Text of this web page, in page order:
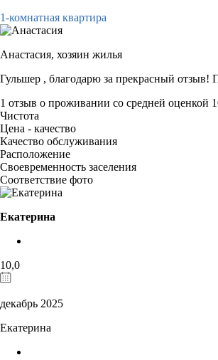
1-комнатная квартира
Анастасия, хозяин жилья
Гульшер , благодарю за прекрасный отзыв!
1 отзыв о проживании со средней оценкой
Чистота
Цена - качество
Качество обслуживания
Расположение
Своевременность заселения
Соответствие фото
Екатерина
10,0
декабрь 2025
Екатерина